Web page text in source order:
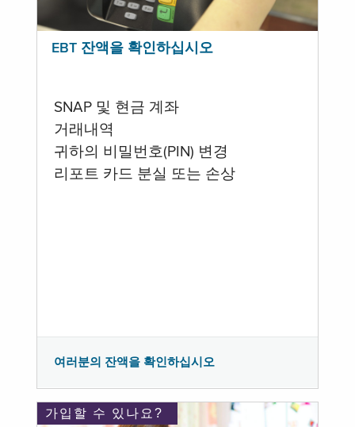
EBT 잔액을 확인하십시오
SNAP 및 현금 계좌
거래내역
귀하의 비밀번호(PIN) 변경
리포트 카드 분실 또는 손상
여러분의 잔액을 확인하십시오
가입할 수 있나요?